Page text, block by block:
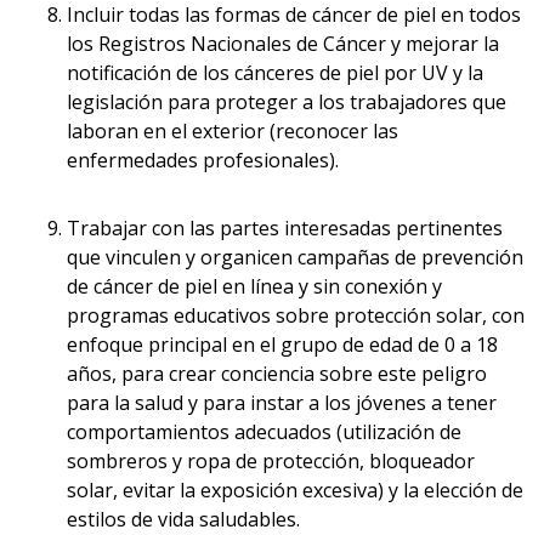
Incluir todas las formas de cáncer de piel en todos
los Registros Nacionales de Cáncer y mejorar la
notificación de los cánceres de piel por UV y la
legislación para proteger a los trabajadores que
laboran en el exterior (reconocer las
enfermedades profesionales).
Trabajar con las partes interesadas pertinentes
que vinculen y organicen campañas de prevención
de cáncer de piel en línea y sin conexión y
programas educativos sobre protección solar, con
enfoque principal en el grupo de edad de 0 a 18
años, para crear conciencia sobre este peligro
para la salud y para instar a los jóvenes a tener
comportamientos adecuados (utilización de
sombreros y ropa de protección, bloqueador
solar, evitar la exposición excesiva) y la elección de
estilos de vida saludables.